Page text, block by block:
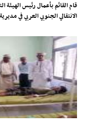
​قام القائم بأعمال رئيس الهيئة
الانتقالي الجنوبي العربي في